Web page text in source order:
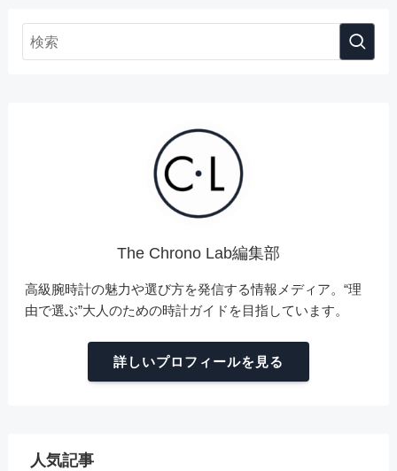
The Chrono Lab編集部
高級腕時計の魅力や選び方を発信する情報メディア。“理
由で選ぶ”大人のための時計ガイドを目指しています。
詳しいプロフィールを見る
人気記事